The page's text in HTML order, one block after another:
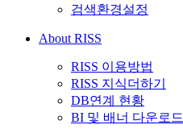
검색환경설정
About RISS
RISS 이용방법
RISS 지식더하기
DB연계 현황
BI 및 배너 다운로드